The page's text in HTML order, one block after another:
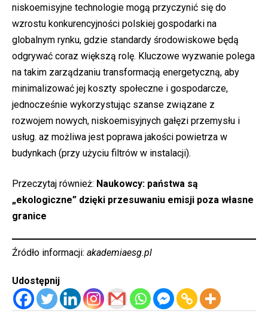
niskoemisyjne technologie mogą przyczynić się do
wzrostu konkurencyjności polskiej gospodarki na
globalnym rynku, gdzie standardy środowiskowe będą
odgrywać coraz większą rolę. Kluczowe wyzwanie polega
na takim zarządzaniu transformacją energetyczną, aby
minimalizować jej koszty społeczne i gospodarcze,
jednocześnie wykorzystując szanse związane z
rozwojem nowych, niskoemisyjnych gałęzi przemysłu i
usług. az możliwa jest poprawa jakości powietrza w
budynkach (przy użyciu filtrów w instalacji).
Przeczytaj również: Naukowcy: państwa są
„ekologiczne” dzięki przesuwaniu emisji poza własne
granice
Źródło informacji: akademiaesg.pl
Udostępnij